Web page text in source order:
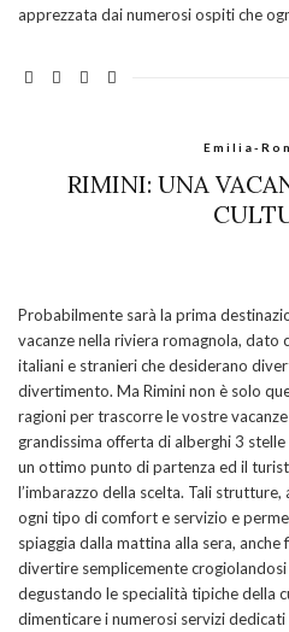
apprezzata dai numerosi ospiti che
Emilia-
RIMINI: UNA
Probabilmente sarà la prima
vacanze nella riviera romagnola, dato
italiani e stranieri che desiderano
divertimento. Ma Rimini non è solo
ragioni per trascorre le vostre
grandissima offerta di alberghi 3
un ottimo punto di partenza ed il
l’imbarazzo della scelta. Tali
ogni tipo di comfort e servizio e
spiaggia dalla mattina alla sera,
divertire semplicemente
degustando le specialità tipiche della
dimenticare i numerosi servizi